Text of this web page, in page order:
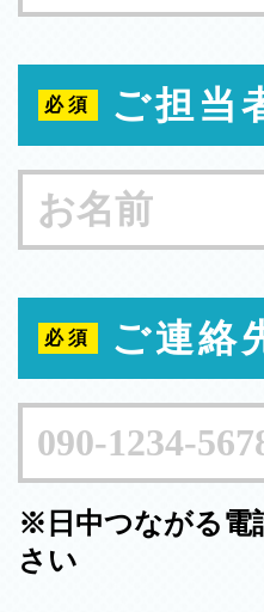
ご担当
ご連絡
※日中つながる電
さい